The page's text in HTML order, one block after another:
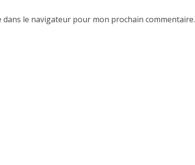
le navigateur pour mon prochain commentaire.